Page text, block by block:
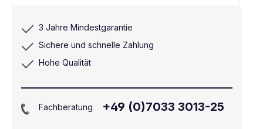
3 Jahre Mindestgarantie
Sichere und schnelle Zahlung
Hohe Qualität
Fachberatung +49 (0)7033 3013-25